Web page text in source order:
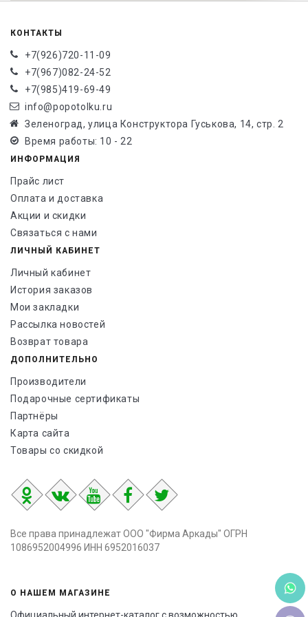
КОНТАКТЫ
+7(926)720-11-09
+7(967)082-24-52
+7(985)419-69-49
info@popotolku.ru
Зеленоград, улица Конструктора Гуськова, 14, стр. 2
Время работы: 10 - 22
ИНФОРМАЦИЯ
Прайс лист
Оплата и доставка
Акции и скидки
Связаться с нами
ЛИЧНЫЙ КАБИНЕТ
Личный кабинет
История заказов
Мои закладки
Рассылка новостей
Возврат товара
ДОПОЛНИТЕЛЬНО
Производители
Подарочные сертификаты
Партнёры
Карта сайта
Товары со скидкой
Все права принадлежат ООО "Фирма Аркады" ОГРН
1086952004996 ИНН 6952016037
О НАШЕМ МАГАЗИНЕ